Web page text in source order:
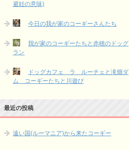
避妊の意味)
今日の我が家のコーギーさんたち
我が家のコーギーたちと赤穂のドッグ
ラン
ドッグカフェ ラ ルーチェと滝畑ダ
ム コーギーたちと川遊び
最近の投稿
遠い国(ルーマニア)から来たコーギー